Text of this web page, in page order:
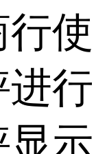
使
进行
示